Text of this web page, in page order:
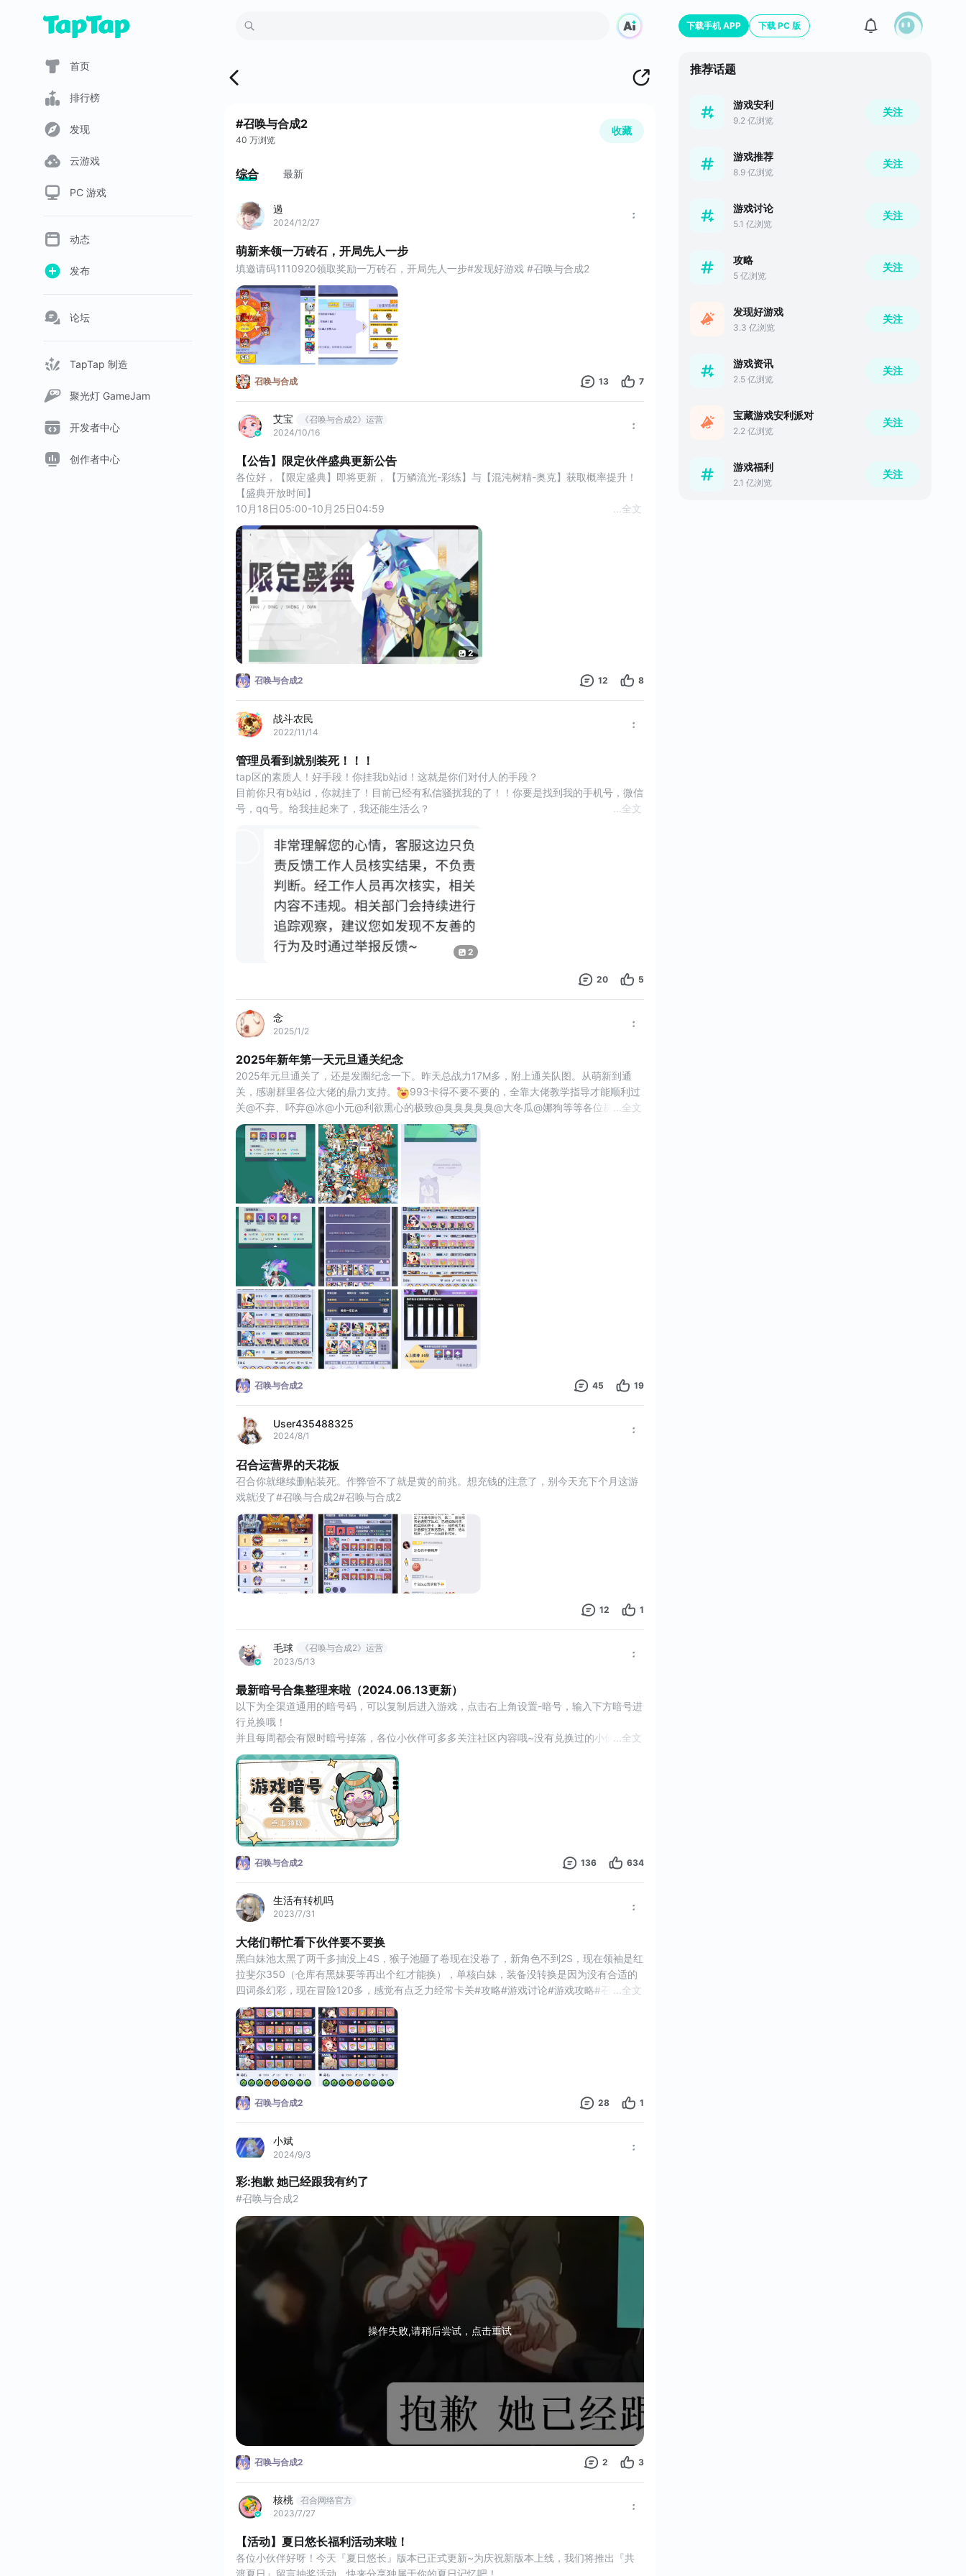
首页
排行榜
发现
云游戏
PC 游戏
动态
发布
论坛
TapTap 制造
聚光灯 GameJam
开发者中心
创作者中心
#召唤与合成2
40 万浏览
收藏
综合 最新
過
2024/12/27
萌新来领一万砖石，开局先人一步
填邀请码1110920领取奖励一万砖石，开局先人一步#发现好游戏 #召唤与合成2
召唤与合成 13 7
艾宝
《召唤与合成2》运营
2024/10/16
【公告】限定伙伴盛典更新公告
各位好，【限定盛典】即将更新，【万鳞流光-彩练】与【混沌树精-奥克】获取概率提升！
【盛典开放时间】
10月18日05:00-10月25日04:59
【盛典介绍】
盛典期间，S至臻伙伴【万鳞流光-彩练】与S典粹伙伴【混沌树精-奥克】的获取概率将大幅
提升！
※本次限定盛典内不含伙伴【五行余神-老余】与【源码护卫-皮英德安】。
※更多盛典信息可点击盛典界面左上角【概率公示】进行查看。
1
全文
2
召唤与合成2 12 8
战斗农民
2022/11/14
管理员看到就别装死！！！
tap区的素质人！好手段！你挂我b站id！这就是你们对付人的手段？
目前你只有b站id，你就挂了！目前已经有私信骚扰我的了！！你要是找到我的手机号，微信
号，qq号。给我挂起来了，我还能生活么？
tap区目前这种挂他人id，不违规的行为，我估计挂个微信号手机号，也不会管的！
挂人的id帖子，属实恶心人！我和你讨论，观点不同，说服不了彼此你就挂tap区？
全文
2
20 5
念
2025/1/2
2025年新年第一天元旦通关纪念
2025年元旦通关了，还是发圈纪念一下。昨天总战力17M多，附上通关队图。从萌新到通
关，感谢群里各位大佬的鼎力支持。
993卡得不要不要的，全靠大佬教学指导才能顺利过
关@不弃、吥弃@冰@小元@利欲熏心的极致@臭臭臭臭臭@大冬瓜@娜狗等等各位群大佬的
指导和协助#召唤与合成2
全文
召唤与合成2 45 19
User435488325
2024/8/1
召合运营界的天花板
召合你就继续删帖装死。作弊管不了就是黄的前兆。想充钱的注意了，别今天充下个月这游
戏就没了#召唤与合成2#召唤与合成2
12 1
毛球
《召唤与合成2》运营
2023/5/13
最新暗号合集整理来啦（2024.06.13更新）
以下为全渠道通用的暗号码，可以复制后进入游戏，点击右上角设置-暗号，输入下方暗号进
行兑换哦！
并且每周都会有限时暗号掉落，各位小伙伴可多多关注社区内容哦~没有兑换过的小伙伴快
去试一试吧
Tips：在游戏内社交-燃小灯系统中，每周一都会掉落限时有效的兑换码，记得去看下哟！
近期新增：
新纪元即将到来
投币子来咯
美食专家
星空奥妙
表情包炫一波
艾宝粉粉登场
第三弹来啦
常驻暗号：
神兽回
全文
召唤与合成2 136 634
生活有转机吗
2023/7/31
大佬们帮忙看下伙伴要不要换
黑白妹池太黑了两千多抽没上4S，猴子池砸了卷现在没卷了，新角色不到2S，现在领袖是红
拉斐尔350（仓库有黑妹要等再出个红才能换），单核白妹，装备没转换是因为没有合适的
四词条幻彩，现在冒险120多，感觉有点乏力经常卡关#攻略#游戏讨论#游戏攻略#召唤与合
成2
全文
召唤与合成2 28 1
小斌
2024/9/3
彩:抱歉 她已经跟我有约了
#召唤与合成2
操作失败,请稍后尝试，点击重试
召唤与合成2 2 3
核桃
召合网络官方
2023/7/27
【活动】夏日悠长福利活动来啦！
各位小伙伴好呀！今天『夏日悠长』版本已正式更新~为庆祝新版本上线，我们将推出『共
下载手机 APP 下载 PC 版
推荐话题
游戏安利
9.2 亿浏览
关注
游戏推荐
8.9 亿浏览
关注
游戏讨论
5.1 亿浏览
关注
攻略
5 亿浏览
关注
发现好游戏
3.3 亿浏览
关注
游戏资讯
2.5 亿浏览
关注
宝藏游戏安利派对
2.2 亿浏览
关注
游戏福利
2.1 亿浏览
关注